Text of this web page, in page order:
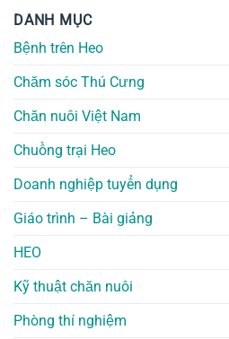
DANH MỤC
Bệnh trên Heo
Chăm sóc Thú Cưng
Chăn nuôi Việt Nam
Chuồng trại Heo
Doanh nghiệp tuyển dụng
Giáo trình – Bài giảng
HEO
Kỹ thuật chăn nuôi
Phòng thí nghiệm